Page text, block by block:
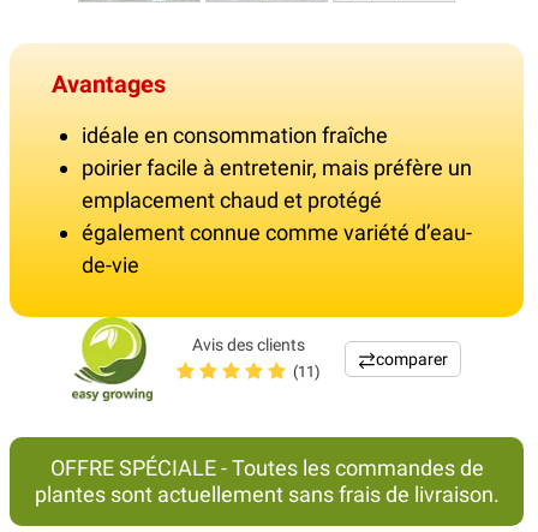
Avantages
idéale en consommation fraîche
poirier facile à entretenir, mais préfère un
emplacement chaud et protégé
également connue comme variété d’eau-
de-vie
Avis des clients
(11)
comparer
OFFRE SPÉCIALE - Toutes les commandes de
plantes sont actuellement sans frais de livraison.